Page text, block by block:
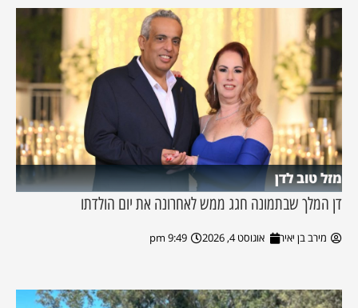
מזל טוב לדן
דן המלך שבתמונה חגג ממש לאחרונה את יום הולדתו
מירב בן יאיר אוגוסט 4, 2026 9:49 pm